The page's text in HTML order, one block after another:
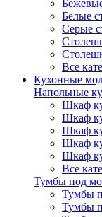
Белые
Серые
Все
Кухонные
Напольные
Шкаф
Шкаф
Шкаф
Шкаф
Шкаф
Все
Тумбы под
Тумбы
Тумбы